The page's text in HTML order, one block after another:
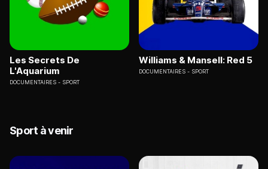
Les Secrets De
L'Aquarium
DOCUMENTAIRES SPORT
Williams & Mansell: Red 5
DOCUMENTAIRES SPORT
Sport à venir